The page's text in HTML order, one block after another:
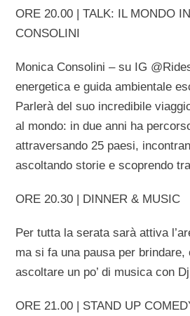
ORE 20.00 | TALK: IL MONDO
CONSOLINI
Monica Consolini – su IG
energetica e guida ambientale
Parlerà del suo incredibile
al mondo: in due anni ha
attraversando 25 paesi,
ascoltando storie e scoprendo
ORE 20.30 | DINNER & MUSIC
Per tutta la serata sarà attiva
ma si fa una pausa per
ascoltare un po’ di musica con
ORE 21.00 | STAND UP